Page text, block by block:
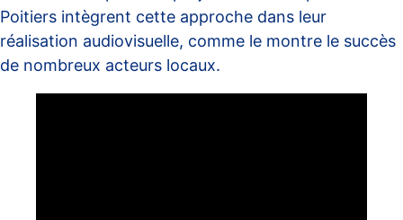
Poitiers intègrent cette approche dans leur
réalisation audiovisuelle, comme le montre le succès
de nombreux acteurs locaux.